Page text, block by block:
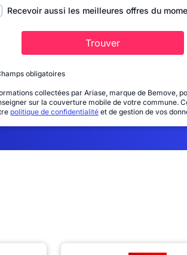
Recevoir aussi les meilleures offres du
Trouver
obligatoires
collectées par Ariase, marque de Bemove,
sur la couverture mobile de votre commune.
politique de confidentialité et de gestion de vos